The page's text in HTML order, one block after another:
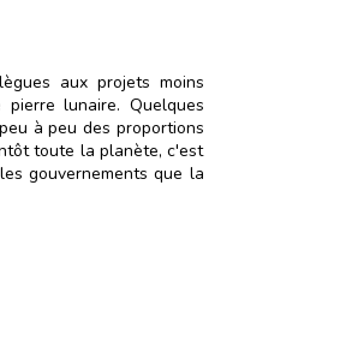
aux projets moins
lunaire. Quelques
à peu des proportions
toute la planète, c'est
gouvernements que la